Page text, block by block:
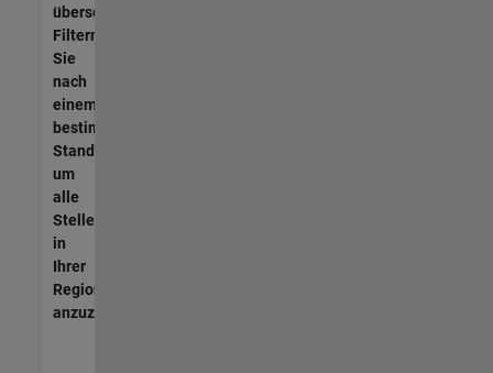
übersetzt.
Filtern
Sie
nach
einem
bestimmten
Standort,
um
alle
Stellenangebote
in
Ihrer
Region
anzuzeigen.